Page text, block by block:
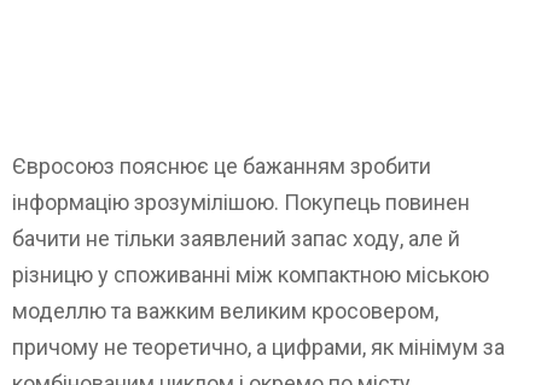
Євросоюз пояснює це бажанням зробити
інформацію зрозумілішою. Покупець повинен
бачити не тільки заявлений запас ходу, але й
різницю у споживанні між компактною міською
моделлю та важким великим кросовером,
причому не теоретично, а цифрами, як мінімум за